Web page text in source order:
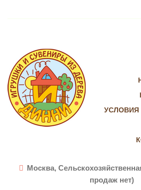
УСЛОВИЯ
Москва,
продаж нет)